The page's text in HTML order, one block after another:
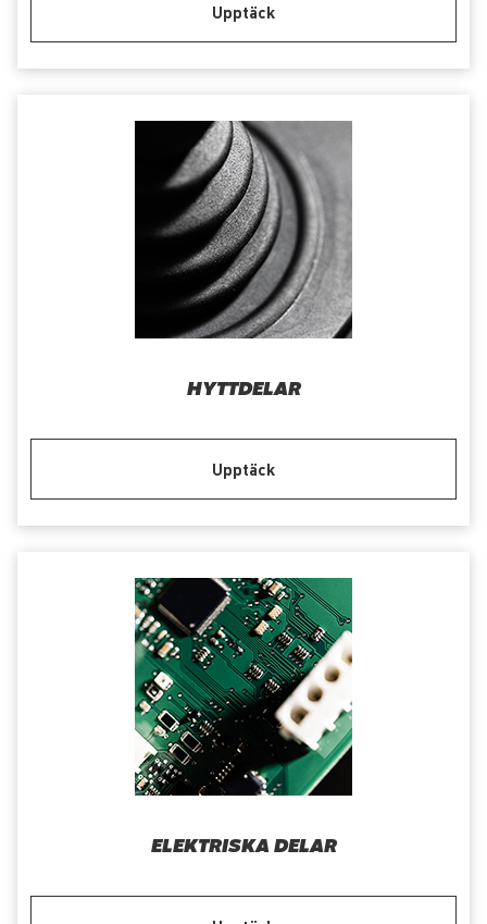
Upptäck
HYTTDELAR
Upptäck
ELEKTRISKA DELAR